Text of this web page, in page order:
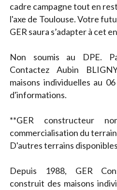
cadre campagne tout en
l'axe de Toulouse. Votre
GER saura s’adapter à cet
Non soumis au DPE.
Contactez Aubin
maisons individuelles au
d'informations.
**GER constructeur
commercialisation du
D'autres terrains disponibles
Depuis 1988, GER
construit des maisons